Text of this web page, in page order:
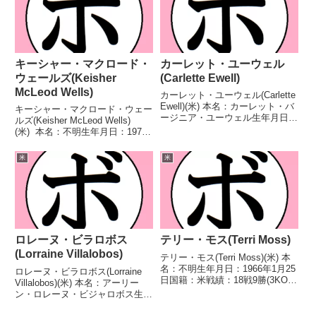
キーシャー・マクロード・
ウェールズ(Keisher
McLeod Wells)
キーシャー・マクロード・ウェー
ルズ(Keisher McLeod Wells)
(米) 本名：不明生年月日：1977
勝(1KO)3敗1無効試合 【獲得タ
イトル】米-ニューヨーク州女子
フライ級王座第5代WI...
カーレット・ユーウェル
(Carlette Ewell)
カーレット・ユーウェル(Carlette
Ewell)(米) 本名：カーレット・バ
ージニア・ユーウェル生年月日：
イトル】UBC米国クルーザー級
王座UNBC米国女子...
米
ロレーヌ・ビラロボス
(Lorraine Villalobos)
ロレーヌ・ビラロボス(Lorraine
Villalobos)(米) 本名：アーリー
ン・ロレーヌ・ビジャロボス生年
米
テリー・モス(Terri Moss)
テリー・モス(Terri Moss)(米) 本
名：不明生年月日：1966年1月25
日国籍：米戦績：18戦9勝(3KO)9